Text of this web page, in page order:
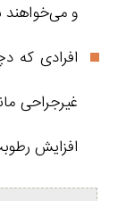
و می‌خواهند
افرادی که
غیرجراحی
افزایش